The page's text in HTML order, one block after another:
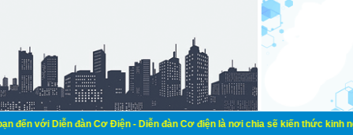
đàn Cơ Điện - Diễn đàn Cơ điện là nơi chia sẽ kiến thức kinh nghiệm